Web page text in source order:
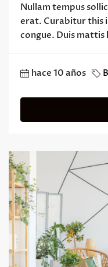
Nullam tempus
erat. Curabitur this
congue. Duis
hace 10 años